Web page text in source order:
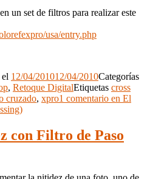
un set de filtros para realizar este
usa/entry.php
12/04/201012/04/2010Categorías
, Retoque DigitalEtiquetas cross
cruzado, xpro1 comentario en El
con Filtro de Paso